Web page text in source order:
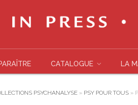
CATALOGUE LA
PSYCHANALYSE » PSY POUR TOUS »